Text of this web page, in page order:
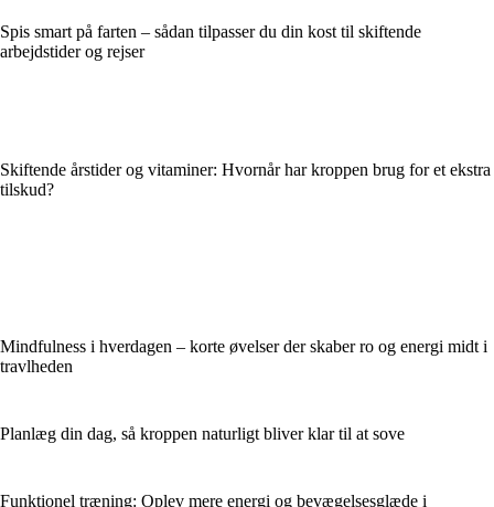
Spis smart på farten – sådan tilpasser du din kost til skiftende
arbejdstider og rejser
Skiftende årstider og vitaminer: Hvornår har kroppen brug for et ekstra
tilskud?
Mindfulness i hverdagen – korte øvelser der skaber ro og energi midt i
travlheden
Planlæg din dag, så kroppen naturligt bliver klar til at sove
Funktionel træning: Oplev mere energi og bevægelsesglæde i